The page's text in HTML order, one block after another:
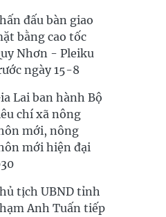
đấu bàn giao
bằng cao tốc
Nhơn - Pleiku
ngày 15-8
Lai ban hành Bộ
chí xã nông
mới, nông
mới hiện đại
tịch UBND tỉnh
Anh Tuấn tiếp